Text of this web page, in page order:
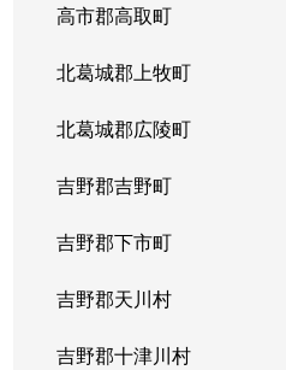
高市郡高取町
北葛城郡上牧町
北葛城郡広陵町
吉野郡吉野町
吉野郡下市町
吉野郡天川村
吉野郡十津川村